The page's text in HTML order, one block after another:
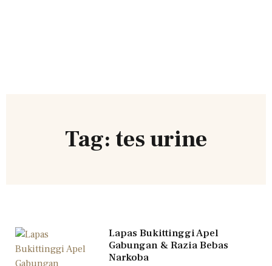
Tag: tes urine
Lapas Bukittinggi Apel
Gabungan & Razia Bebas
Narkoba